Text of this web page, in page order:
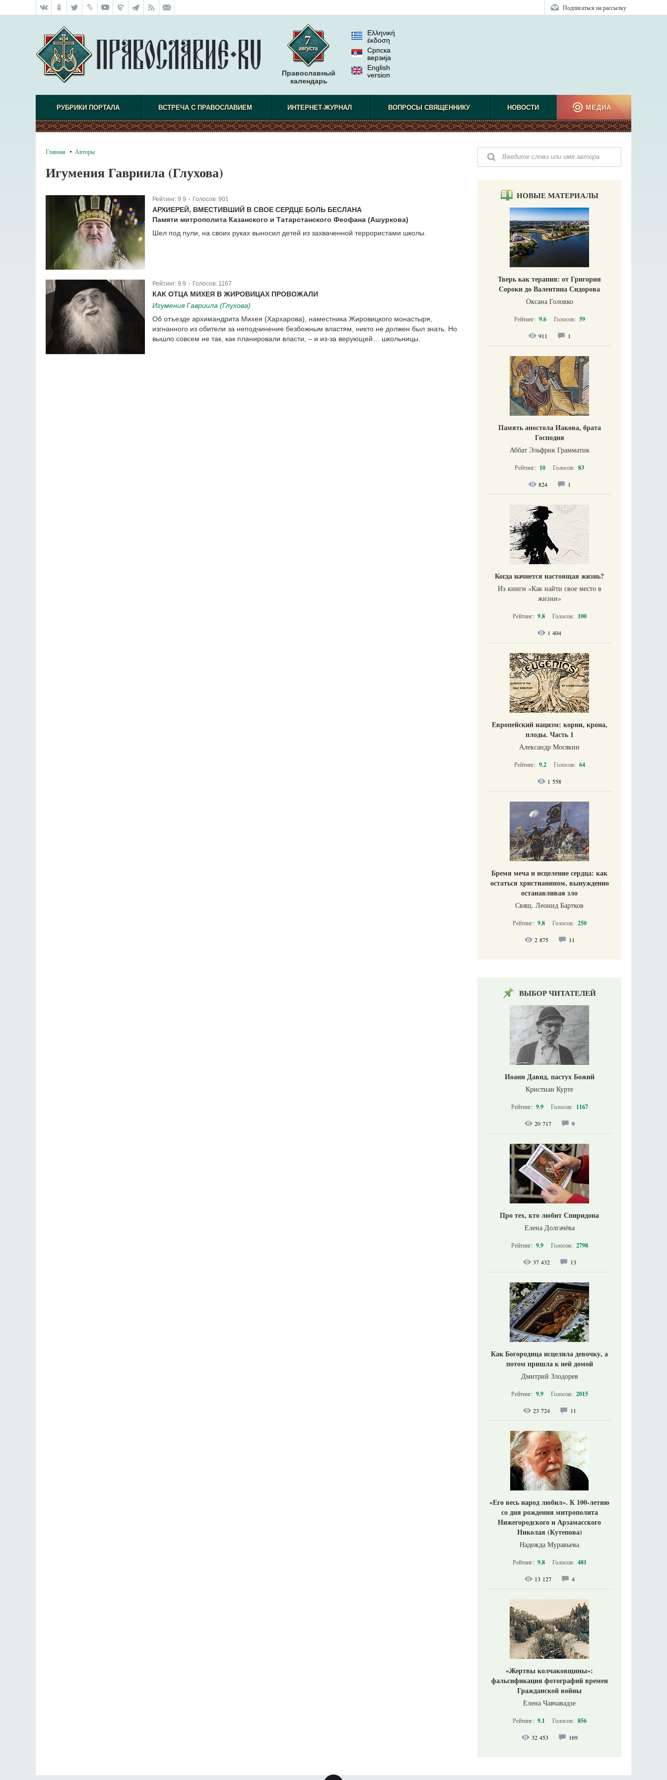
Подписаться на рассылку
Православный
календарь
Ελληνική
έκδοση
Српска
верзиjа
English
version
РУБРИКИ ПОРТАЛА ВСТРЕЧА С ПРАВОСЛАВИЕМ ИНТЕРНЕТ-ЖУРНАЛ ВОПРОСЫ СВЯЩЕННИКУ НОВОСТИ МЕДИА
Главная Авторы
Игумения Гавриила (Глухова)
Рейтинг: 9.9 Голосов: 901
АРХИЕРЕЙ, ВМЕСТИВШИЙ В СВОЕ СЕРДЦЕ БОЛЬ БЕСЛАНА
Памяти митрополита Казанского и Татарстанского Феофана (Ашуркова)
Шел под пули, на своих руках выносил детей из захваченной террористами школы.
Рейтинг: 9.9 Голосов: 1167
КАК ОТЦА МИХЕЯ В ЖИРОВИЦАХ ПРОВОЖАЛИ
Игумения Гавриила (Глухова)
Об отъезде архимандрита Михея (Хархарова), наместника Жировицкого монастыря,
изгнанного из обители за неподчинение безбожным властям, никто не должен был знать. Но
вышло совсем не так, как планировали власти, – и из-за верующей… школьницы.
НОВЫЕ МАТЕРИАЛЫ
Тверь как терапия: от Григория
Сороки до Валентина Сидорова
Оксана Головко
Рейтинг: 9.6 Голосов: 59
911 1
Память апостола Иакова, брата
Господня
Аббат Эльфрик Грамматик
Рейтинг: 10 Голосов: 83
824 1
Когда начнется настоящая жизнь?
Из книги «Как найти свое место в
жизни​»
Рейтинг: 9.8 Голосов: 100
1 404
Европейский нацизм: корни, крона,
плоды. Часть 1
Александр Мосякин
Рейтинг: 9.2 Голосов: 64
1 558
Бремя меча и исцеление сердца: как
остаться христианином, вынужденно
останавливая зло
Свящ. Леонид Бартков
Рейтинг: 9.8 Голосов: 250
2 875 11
ВЫБОР ЧИТАТЕЛЕЙ
Иоанн Давид, пастух Божий
Кристиан Курте
Рейтинг: 9.9 Голосов: 1167
20 717 9
Про тех, кто любит Спиридона
Елена Долгачёва
Рейтинг: 9.9 Голосов: 2798
37 432 13
Как Богородица исцелила девочку, а
потом пришла к ней домой
Дмитрий Злодорев
Рейтинг: 9.9 Голосов: 2015
23 724 11
«Его весь народ любил». К 100-летию
со дня рождения митрополита
Нижегородского и Арзамасского
Николая (Кутепова)
Надежда Муравьева
Рейтинг: 9.8 Голосов: 481
13 127 4
«Жертвы колчаковщины»:
фальсификация фотографий времен
Гражданской войны
Елена Чавчавадзе
Рейтинг: 9.1 Голосов: 856
32 453 169